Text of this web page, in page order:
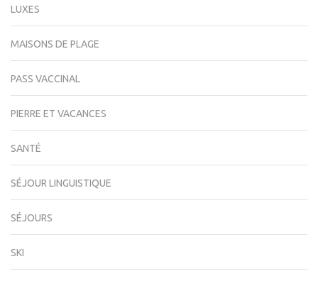
LUXES
MAISONS DE PLAGE
PASS VACCINAL
PIERRE ET VACANCES
SANTÉ
SÉJOUR LINGUISTIQUE
SÉJOURS
SKI